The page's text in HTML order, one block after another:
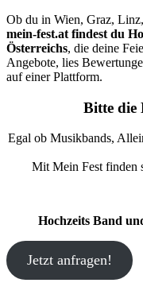
Ob du in Wien, Graz,
mein-fest.at findest du
Österreichs, die deine
Angebote, lies
auf einer Plattform.
Bitte die
Egal ob Musikbands,
Mit Mein Fest finden
Hochzeits Band
Jetzt anfragen!